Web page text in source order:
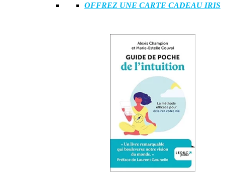
OFFREZ UNE CARTE CADEAU IRIS